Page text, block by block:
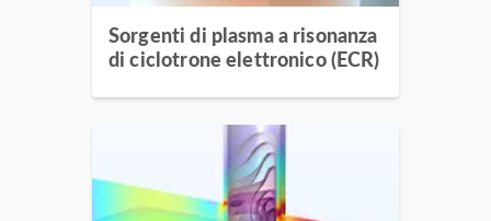
Sorgenti di plasma a risonanza
di ciclotrone elettronico (ECR)